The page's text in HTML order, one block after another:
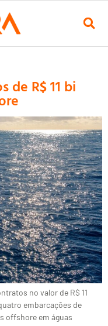
de R$ 11 bi
no valor de R$ 11
embarcações de
offshore em águas